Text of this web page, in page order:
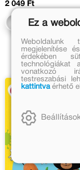
2 049 Ft
Kosárba
Ez a
Weboldalunk
megjelenítése
érdekében
technológiákat
vonatkozó
testreszabási
kattintvaérhető